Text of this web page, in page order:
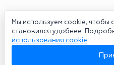
Мы используем cookie, чтобы
становился удобнее.
использования cookie.